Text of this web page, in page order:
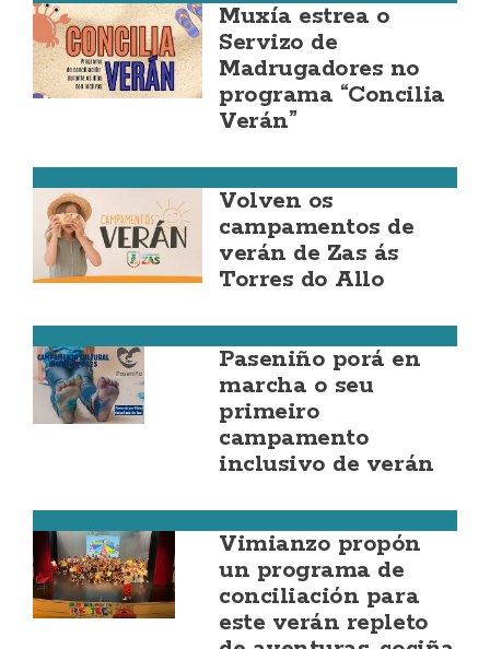
Muxía estrea o
Servizo de
Madrugadores no
programa “Concilia
Verán”
Volven os
campamentos de
verán de Zas ás
Torres do Allo
Paseniño porá en
marcha o seu
primeiro
campamento
inclusivo de verán
Vimianzo propón
un programa de
conciliación para
este verán repleto